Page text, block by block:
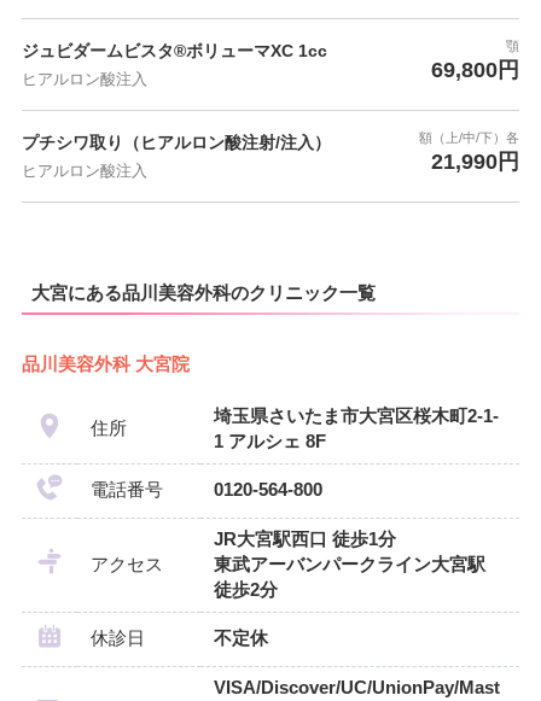
ジュビダームビスタ®ボリューマXC 1cc
ヒアルロン酸注入
顎
69,800円
プチシワ取り（ヒアルロン酸注射/注入）
ヒアルロン酸注入
額（上/中/下）各
21,990円
大宮にある品川美容外科のクリニック一覧
品川美容外科 大宮院
住所
埼玉県さいたま市大宮区桜木町2-1-
1 アルシェ 8F
電話番号 0120-564-800
アクセス
JR大宮駅西口 徒歩1分
東武アーバンパークライン大宮駅
徒歩2分
休診日 不定休
VISA/Discover/UC/UnionPay/Mast